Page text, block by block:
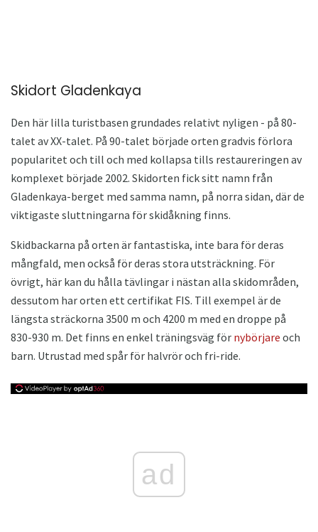
Skidort Gladenkaya
Den här lilla turistbasen grundades relativt nyligen - på 80-
talet av XX-talet. På 90-talet började orten gradvis förlora
popularitet och till och med kollapsa tills restaureringen av
komplexet började 2002. Skidorten fick sitt namn från
Gladenkaya-berget med samma namn, på norra sidan, där de
viktigaste sluttningarna för skidåkning finns.
Skidbackarna på orten är fantastiska, inte bara för deras
mångfald, men också för deras stora utsträckning. För
övrigt, här kan du hålla tävlingar i nästan alla skidområden,
dessutom har orten ett certifikat FIS. Till exempel är de
längsta sträckorna 3500 m och 4200 m med en droppe på
830-930 m. Det finns en enkel träningsväg för nybörjare och
barn. Utrustad med spår för halvrör och fri-ride.
ad